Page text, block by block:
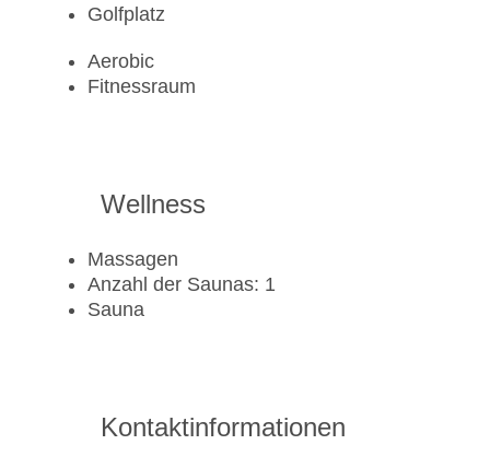
Golfplatz
Aerobic
Fitnessraum
Wellness
Massagen
Anzahl der Saunas: 1
Sauna
Kontaktinformationen